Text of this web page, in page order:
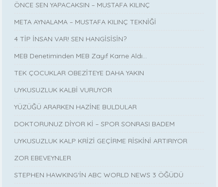
ÖNCE SEN YAPACAKSIN – MUSTAFA KILINÇ
META AYNALAMA – MUSTAFA KILINÇ TEKNİĞİ
4 TİP İNSAN VAR! SEN HANGİSİSİN?
MEB Denetiminden MEB Zayıf Karne Aldı…
TEK ÇOCUKLAR OBEZİTEYE DAHA YAKIN
UYKUSUZLUK KALBİ VURUYOR
YÜZÜĞÜ ARARKEN HAZİNE BULDULAR
DOKTORUNUZ DİYOR Kİ – SPOR SONRASI BADEM
UYKUSUZLUK KALP KRİZİ GEÇİRME RİSKİNİ ARTIRIYOR
ZOR EBEVEYNLER
STEPHEN HAWKING‘İN ABC WORLD NEWS 3 ÖĞÜDÜ